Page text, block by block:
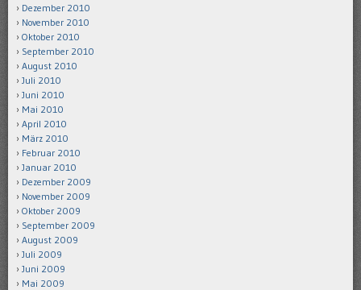
Dezember 2010
November 2010
Oktober 2010
September 2010
August 2010
Juli 2010
Juni 2010
Mai 2010
April 2010
März 2010
Februar 2010
Januar 2010
Dezember 2009
November 2009
Oktober 2009
September 2009
August 2009
Juli 2009
Juni 2009
Mai 2009